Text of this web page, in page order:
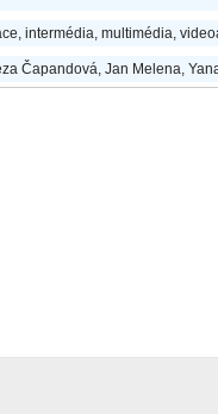
intermédia, multimédia,
Čapandová, Jan Melena,